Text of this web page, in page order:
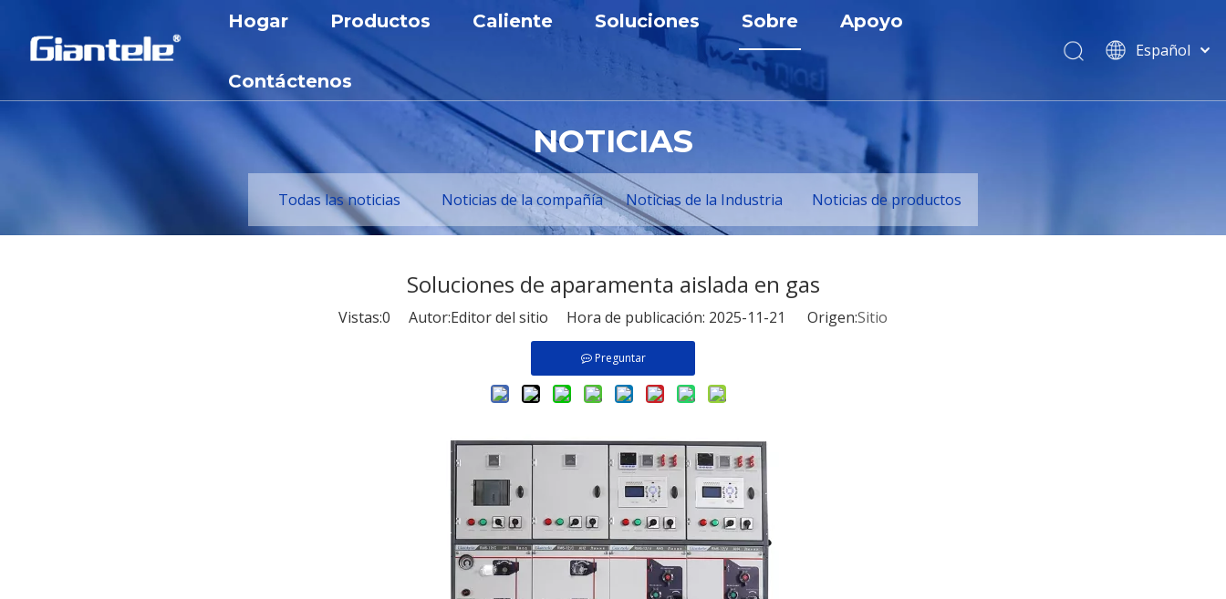
Hogar Productos
Aparamenta de baja tensión
Aparamenta de media tensión
Cortacircuitos
Reactor de condensador
Caliente
Disyuntor de vacío
Banco de condensadores
Unidad principal de anillo
Soluciones
Solución industrial
Personalización
Sobre
Perfil
Premios y Certificados
Centro R
Apoyo
Preguntas más frecuentes
Contáctenos
Español
简体中文
Italiano
NOTICIAS
Todas las noticias Noticias de la compañía Noticias de la Industria Noticias de productos
Soluciones de aparamenta aislada en gas
Vistas:0 Autor:Editor del sitio Hora de publicación: 2025-11-21 Origen:Sitio
Preguntar